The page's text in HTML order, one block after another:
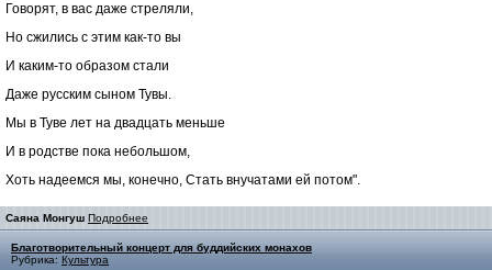
Говорят, в вас даже стреляли,
Но сжились с этим как-то вы
И каким-то образом стали
Даже русским сыном Тувы.
Мы в Туве лет на двадцать меньше
И в родстве пока небольшом,
Хоть надеемся мы, конечно, Стать внучатами ей потом".
Саяна Монгуш Подробнее
Благотворительный концерт для буддийских монахов
Рубрика: Культура